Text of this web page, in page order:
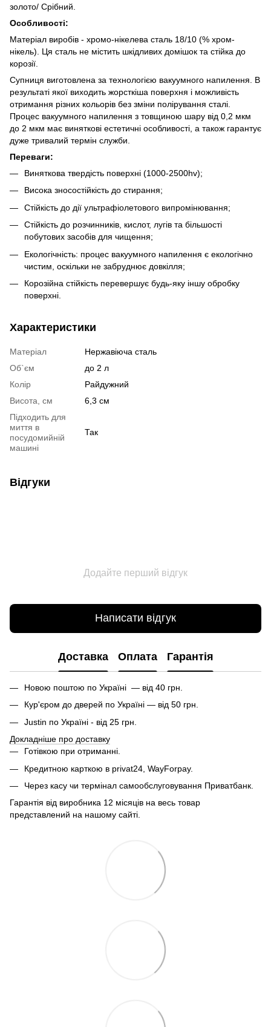
золото/ Срібний.
Особливості:
Матеріал виробів - хромо-нікелева сталь 18/10 (% хром-
нікель). Ця сталь не містить шкідливих домішок та стійка до
корозії.
Супниця виготовлена за технологією вакуумного напилення. В
результаті якої виходить жорсткіша поверхня і можливість
отримання різних кольорів без зміни полірування сталі.
Процес вакуумного напилення з товщиною шару від 0,2 мкм
до 2 мкм має виняткові естетичні особливості, а також гарантує
дуже тривалий термін служби.
Переваги:
Виняткова твердість поверхні (1000-2500hv);
Висока зносостійкість до стирання;
Стійкість до дії ультрафіолетового випромінювання;
Стійкість до розчинників, кислот, лугів та більшості
побутових засобів для чищення;
Екологічність: процес вакуумного напилення є екологічно
чистим, оскільки не забруднює довкілля;
Корозійна стійкість перевершує будь-яку іншу обробку
поверхні.
Характеристики
Матеріал
Нержавіюча сталь
Об`єм
до 2 л
Колір
Райдужний
Висота, см
6,3 см
Підходить для
миття в
посудомийній
машині
Так
Відгуки
Додайте перший відгук
Написати відгук
Доставка Оплата Гарантія
Новою поштою по Україні — від 40 грн.
Кур'єром до дверей по Україні — від 50 грн.
Justin по Україні - від 25 грн.
Докладніше про доставку
Готівкою при отриманні.
Кредитною карткою в privat24, WayForpay.
Через касу чи термінал самообслуговування Приватбанк.
Гарантія від виробника 12 місяців на весь товар
представлений на нашому сайті.